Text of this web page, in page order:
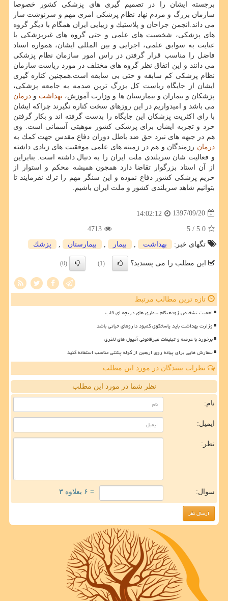
برجسته ایشان را در تصمیم گیری های پزشكی كشور خصوصا
سازمان بزرگ و مردم نهاد نظام پزشكی امری مهم و سرنوشت ساز
می داند.انجمن جراحان و پلاستیك و زیبایی ایران همگام با دیگر گروه
های پزشكی، شخصیت های علمی و حتی گروه های غیرپزشكی با
عنایت به سوابق علمی، اجرایی و بین المللی ایشان، همواره استاد
فاضل را مناسب قرار گرفتن در راس امور سازمان نظام پزشكی
می دانند و این اتفاق نظر گروه های مختلف در مورد ریاست سازمان
نظام پزشكی كم سابقه و حتی بی سابقه است.همچنین كناره گیری
ایشان از جایگاه ریاست كل بزرگ ترین صدمه به جامعه پزشكی،
پزشكان و بیماران و بیمارستان ها و وزارت آموزش، بهداشت و درمان
می باشد و امیدواریم در این روزهای سخت كناره نگیرند چراكه ایشان
با رای اكثریت پزشكان این جایگاه را بدست گرفته اند و بكار گرفتن
خرد و تجربه ایشان برای پزشكی كشور موهبتی آسمانی است. وی
هم در جبهه های نبرد حق ضد باطل دوران دفاع مقدس جهت كمك به
درمان رزمندگان و هم در زمینه های علمی موفقیت های زیادی داشته
و فعالیت شان سربلندی ملت ایران را به دنبال داشته است. بنابراین
از آن استاد بزرگوار تقاضا دارد همچون همیشه محكم و استوار از
حریم پزشكی كشور دفاع نموده و این سنگر مهم را ترك نفرمایند تا
بتوانیم شاهد سربلندی كشور و ملت ایران باشیم.
1397/09/20
14:02:12
5.0
/ 5
4713
تگهای خبر:
بهداشت بیمار بیمارستان پزشك
این مطلب را می پسندید؟ (1)
(0)
تازه ترین مطالب مرتبط
اهمیت تشخیص زودهنگام بیماری های دریچه ای قلب
وزارت بهداشت باید پاسخگوی کمبود داروهای حیاتی باشد
برخورد با عرضه و تبلیغات غیرقانونی آمپول های لاغری
سفارش هایی برای پیاده روی اربعین از کوله پشتی مناسب استفاده کنید
نظرات بینندگان در مورد این مطلب
نظر شما در مورد این مطلب
نام:
ایمیل:
نظر:
سوال: = ۶ بعلاوه ۳